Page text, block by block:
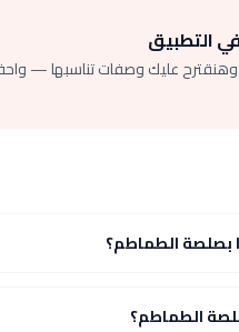
التطبيق
عليك وصفات تناسبها —
بصلصة الطماطم؟
الطماطم؟